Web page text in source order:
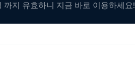
까지 유효하니 지금 바로 이용하세요!